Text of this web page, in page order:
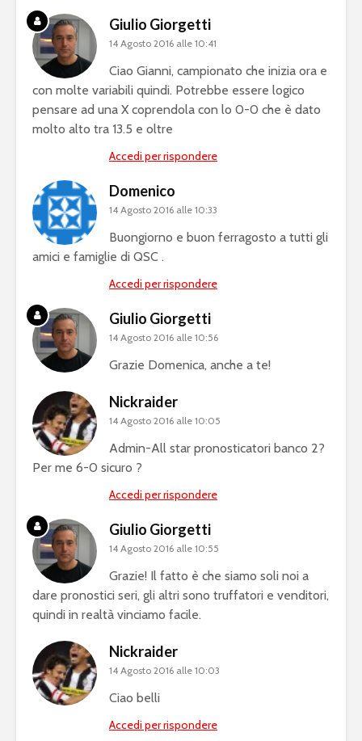
Giulio Giorgetti
14 Agosto 2016 alle 10:41
Ciao Gianni, campionato che inizia ora e
con molte variabili quindi. Potrebbe essere logico
pensare ad una X coprendola con lo 0-0 che è dato
molto alto tra 13.5 e oltre
Accedi per rispondere
Domenico
14 Agosto 2016 alle 10:33
Buongiorno e buon ferragosto a tutti gli
amici e famiglie di QSC .
Accedi per rispondere
Giulio Giorgetti
14 Agosto 2016 alle 10:56
Grazie Domenica, anche a te!
Nickraider
14 Agosto 2016 alle 10:05
Admin-All star pronosticatori banco 2?
Per me 6-0 sicuro ?
Accedi per rispondere
Giulio Giorgetti
14 Agosto 2016 alle 10:55
Grazie! Il fatto è che siamo soli noi a
dare pronostici seri, gli altri sono truffatori e venditori,
quindi in realtà vinciamo facile.
Nickraider
14 Agosto 2016 alle 10:03
Ciao belli
Accedi per rispondere